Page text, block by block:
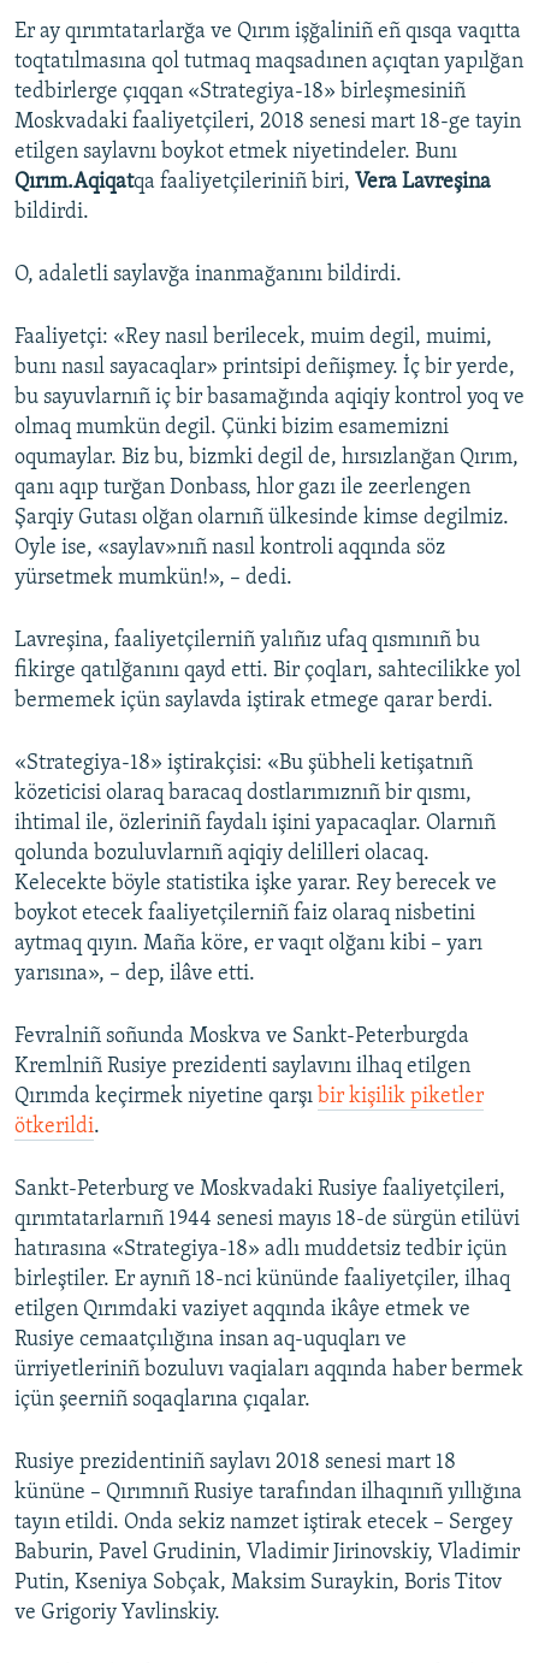
Er ay qırımtatarlarğa ve Qırım işğaliniñ eñ qısqa vaqıtta
toqtatılmasına qol tutmaq maqsadınen açıqtan yapılğan
tedbirlerge çıqqan «Strategiya-18» birleşmesiniñ
Moskvadaki faaliyetçileri, 2018 senesi mart 18-ge tayin
etilgen saylavnı boykot etmek niyetindeler. Bunı
Qırım.Aqiqatqa faaliyetçileriniñ biri, Vera Lavreşina
bildirdi.
O, adaletli saylavğa inanmağanını bildirdi.
Faaliyetçi: «Rey nasıl berilecek, muim degil, muimi,
bunı nasıl sayacaqlar» printsipi deñişmey. İç bir yerde,
bu sayuvlarnıñ iç bir basamağında aqiqiy kontrol yoq ve
olmaq mumkün degil. Çünki bizim esamemizni
oqumaylar. Biz bu, bizmki degil de, hırsızlanğan Qırım,
qanı aqıp turğan Donbass, hlor gazı ile zeerlengen
Şarqiy Gutası olğan olarnıñ ülkesinde kimse degilmiz.
Oyle ise, «saylav»nıñ nasıl kontroli aqqında söz
yürsetmek mumkün!», – dedi.
Lavreşina, faaliyetçilerniñ yalıñız ufaq qısmınıñ bu
fikirge qatılğanını qayd etti. Bir çoqları, sahtecilikke yol
bermemek içün saylavda iştirak etmege qarar berdi.
«Strategiya-18» iştirakçisi: «Bu şübheli ketişatnıñ
közeticisi olaraq baracaq dostlarımıznıñ bir qısmı,
ihtimal ile, özleriniñ faydalı işini yapacaqlar. Olarnıñ
qolunda bozuluvlarnıñ aqiqiy delilleri olacaq.
Kelecekte böyle statistika işke yarar. Rey berecek ve
boykot etecek faaliyetçilerniñ faiz olaraq nisbetini
aytmaq qıyın. Maña köre, er vaqıt olğanı kibi – yarı
yarısına», – dep, ilâve etti.
Fevralniñ soñunda Moskva ve Sankt-Peterburgda
Kremlniñ Rusiye prezidenti saylavını ilhaq etilgen
Qırımda keçirmek niyetine qarşı bir kişilik piketler
ötkerildi.
Sankt-Peterburg ve Moskvadaki Rusiye faaliyetçileri,
qırımtatarlarnıñ 1944 senesi mayıs 18-de sürgün etilüvi
hatırasına «Strategiya-18» adlı muddetsiz tedbir içün
birleştiler. Er aynıñ 18-nci kününde faaliyetçiler, ilhaq
etilgen Qırımdaki vaziyet aqqında ikâye etmek ve
Rusiye cemaatçılığına insan aq-uquqları ve
ürriyetleriniñ bozuluvı vaqiaları aqqında haber bermek
içün şeerniñ soqaqlarına çıqalar.
Rusiye prezidentiniñ saylavı 2018 senesi mart 18
kününe – Qırımnıñ Rusiye tarafından ilhaqınıñ yıllığına
tayın etildi. Onda sekiz namzet iştirak etecek – Sergey
Baburin, Pavel Grudinin, Vladimir Jirinovskiy, Vladimir
Putin, Kseniya Sobçak, Maksim Suraykin, Boris Titov
ve Grigoriy Yavlinskiy.